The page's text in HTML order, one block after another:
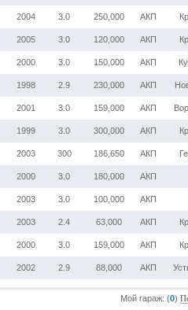
2004 3.0 250,000 АКП
2005 3.0 120,000 АКП
2000 3.0 150,000 АКП
1998 2.9 230,000 АКП
2001 3.0 159,000 АКП
1999 3.0 300,000 АКП
2003 300 186,650 АКП
2000 3.0 180,000 АКП
2003 3.0 100,000 АКП
2003 2.4 63,000 АКП
2000 3.0 159,000 АКП
2002 2.9 88,000 АКП
Мой гараж: (0)